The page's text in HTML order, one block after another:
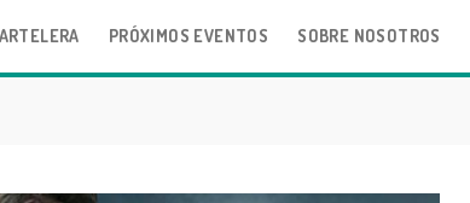
PRÓXIMOS EVENTOS SOBRE NOSOTROS